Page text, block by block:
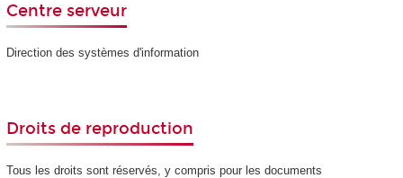
Centre serveur
Direction des systèmes d'information
Droits de reproduction
Tous les droits sont réservés, y compris pour les documents